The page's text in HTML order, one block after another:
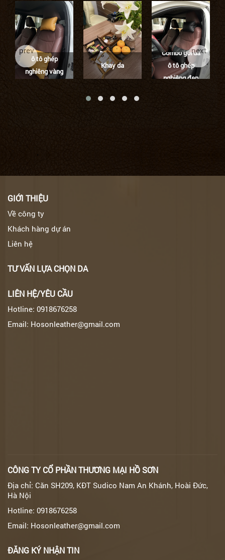
Combo gối da
ô tô ghép
nghiêng vàng
Khay da
Combo gối da
ô tô ghép
nghiêng đen
prev next
GIỚI THIỆU
Về công ty
Khách hàng dự án
Liên hệ
TƯ VẤN LỰA CHỌN DA
LIÊN HỆ/YÊU CẦU
Hotline: 0918676258
Email: Hosonleather@gmail.com
CÔNG TY CỔ PHẦN THƯƠNG MẠI HỒ SƠN
Địa chỉ: Căn SH209, KĐT Sudico Nam An Khánh, Hoài Đức,
Hà Nội
Hotline: 0918676258
Email: Hosonleather@gmail.com
ĐĂNG KÝ NHẬN TIN